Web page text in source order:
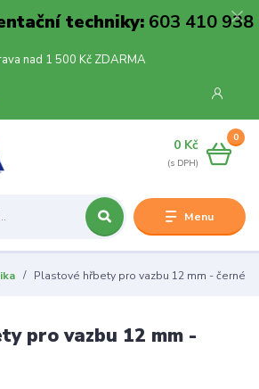
techniky:603 410 938
nad 1 500 Kč ZDARMA
Menu
0
0 Kč
Plastové hřbety pro vazbu 12 mm - černé
pro vazbu 12 mm -